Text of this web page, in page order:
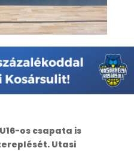
os csapata is
Utasi